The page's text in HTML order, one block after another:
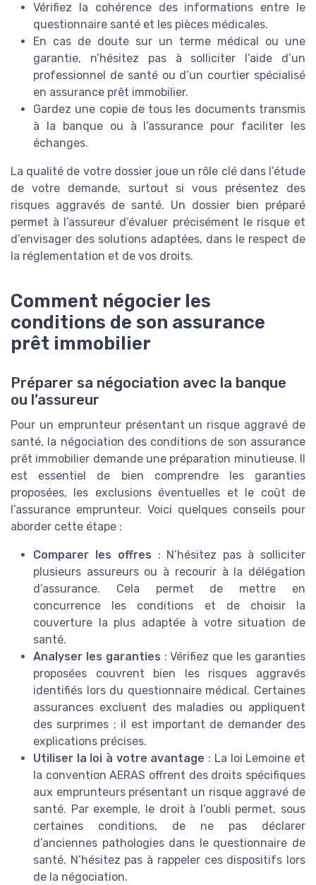
Vérifiez la cohérence des informations entre le
questionnaire santé et les pièces médicales.
En cas de doute sur un terme médical ou une
garantie, n’hésitez pas à solliciter l’aide d’un
professionnel de santé ou d’un courtier spécialisé
en assurance prêt immobilier.
Gardez une copie de tous les documents transmis
à la banque ou à l’assurance pour faciliter les
échanges.
La qualité de votre dossier joue un rôle clé dans l’étude
de votre demande, surtout si vous présentez des
risques aggravés de santé. Un dossier bien préparé
permet à l’assureur d’évaluer précisément le risque et
d’envisager des solutions adaptées, dans le respect de
la réglementation et de vos droits.
Comment négocier les
conditions de son assurance
prêt immobilier
Préparer sa négociation avec la banque
ou l’assureur
Pour un emprunteur présentant un risque aggravé de
santé, la négociation des conditions de son assurance
prêt immobilier demande une préparation minutieuse. Il
est essentiel de bien comprendre les garanties
proposées, les exclusions éventuelles et le coût de
l’assurance emprunteur. Voici quelques conseils pour
aborder cette étape :
Comparer les offres : N’hésitez pas à solliciter
plusieurs assureurs ou à recourir à la délégation
d’assurance. Cela permet de mettre en
concurrence les conditions et de choisir la
couverture la plus adaptée à votre situation de
santé.
Analyser les garanties : Vérifiez que les garanties
proposées couvrent bien les risques aggravés
identifiés lors du questionnaire médical. Certaines
assurances excluent des maladies ou appliquent
des surprimes ; il est important de demander des
explications précises.
Utiliser la loi à votre avantage : La loi Lemoine et
la convention AERAS offrent des droits spécifiques
aux emprunteurs présentant un risque aggravé de
santé. Par exemple, le droit à l’oubli permet, sous
certaines conditions, de ne pas déclarer
d’anciennes pathologies dans le questionnaire de
santé. N’hésitez pas à rappeler ces dispositifs lors
de la négociation.